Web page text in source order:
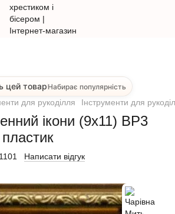
цей товарНабирає популярність
для рукоділля Інструменти для
ікони (9х11) BP3
Написати відгук